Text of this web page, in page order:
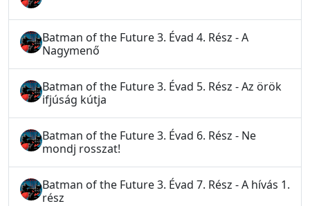
Batman of the Future 3. Évad 4. Rész - A
Nagymenő
Batman of the Future 3. Évad 5. Rész - Az örök
ifjúság kútja
Batman of the Future 3. Évad 6. Rész - Ne
mondj rosszat!
Batman of the Future 3. Évad 7. Rész - A hívás 1.
rész